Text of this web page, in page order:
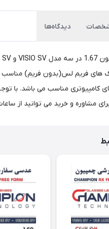
دیدگاه‌ها
های کامپیوتری مناسب می باشد.
توانید از ساعات 11 الی 24 با شماره 02177116909 تماس حاصل